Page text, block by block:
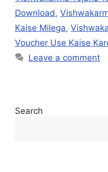
Download,
Kaise Milega,
Voucher Use Kaise
Leave a comment
Search